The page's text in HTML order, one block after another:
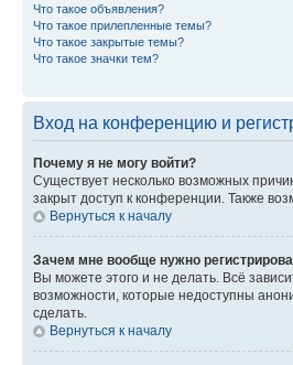
Что такое объявления?
Что такое прилепленные темы?
Что такое закрытые темы?
Что такое значки тем?
Вход на конференцию и
Почему я не могу войти?
Существует несколько возможных
закрыт доступ к конференции. Также
Вернуться к началу
Зачем мне вообще нужно
Вы можете этого и не делать. Всё
возможности, которые недоступны
сделать.
Вернуться к началу